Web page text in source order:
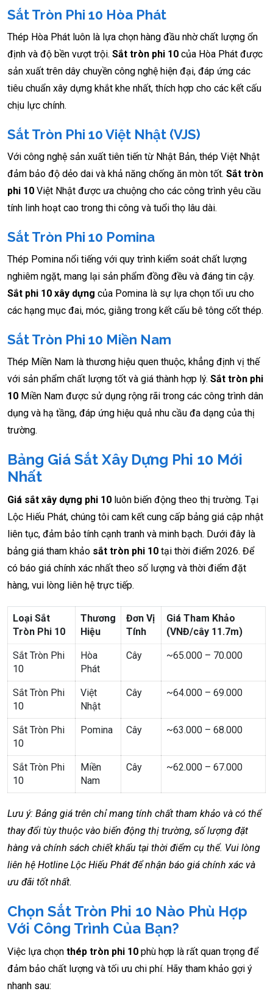
Sắt Tròn Phi 10 Hòa Phát
Thép Hòa Phát luôn là lựa chọn hàng đầu nhờ chất lượng ổn
định và độ bền vượt trội. Sắt tròn phi 10 của Hòa Phát được
sản xuất trên dây chuyền công nghệ hiện đại, đáp ứng các
tiêu chuẩn xây dựng khắt khe nhất, thích hợp cho các kết cấu
chịu lực chính.
Sắt Tròn Phi 10 Việt Nhật (VJS)
Với công nghệ sản xuất tiên tiến từ Nhật Bản, thép Việt Nhật
đảm bảo độ dẻo dai và khả năng chống ăn mòn tốt. Sắt tròn
phi 10 Việt Nhật được ưa chuộng cho các công trình yêu cầu
tính linh hoạt cao trong thi công và tuổi thọ lâu dài.
Sắt Tròn Phi 10 Pomina
Thép Pomina nổi tiếng với quy trình kiểm soát chất lượng
nghiêm ngặt, mang lại sản phẩm đồng đều và đáng tin cậy.
Sắt phi 10 xây dựng của Pomina là sự lựa chọn tối ưu cho
các hạng mục đai, móc, giằng trong kết cấu bê tông cốt thép.
Sắt Tròn Phi 10 Miền Nam
Thép Miền Nam là thương hiệu quen thuộc, khẳng định vị thế
với sản phẩm chất lượng tốt và giá thành hợp lý. Sắt tròn phi
10 Miền Nam được sử dụng rộng rãi trong các công trình dân
dụng và hạ tầng, đáp ứng hiệu quả nhu cầu đa dạng của thị
trường.
Bảng Giá Sắt Xây Dựng Phi 10 Mới
Nhất
Giá sắt xây dựng phi 10 luôn biến động theo thị trường. Tại
Lộc Hiếu Phát, chúng tôi cam kết cung cấp bảng giá cập nhật
liên tục, đảm bảo tính cạnh tranh và minh bạch. Dưới đây là
bảng giá tham khảo sắt tròn phi 10 tại thời điểm 2026. Để
có báo giá chính xác nhất theo số lượng và thời điểm đặt
hàng, vui lòng liên hệ trực tiếp.
Loại Sắt
Tròn Phi 10
Thương
Hiệu
Đơn Vị
Tính
Giá Tham Khảo
(VNĐ/cây 11.7m)
Sắt Tròn Phi
10
Hòa
Phát
Cây ~65.000 – 70.000
Sắt Tròn Phi
10
Việt
Nhật
Cây ~64.000 – 69.000
Sắt Tròn Phi
10
Pomina Cây ~63.000 – 68.000
Sắt Tròn Phi
10
Miền
Nam
Cây ~62.000 – 67.000
Lưu ý: Bảng giá trên chỉ mang tính chất tham khảo và có thể
thay đổi tùy thuộc vào biến động thị trường, số lượng đặt
hàng và chính sách chiết khấu tại thời điểm cụ thể. Vui lòng
liên hệ Hotline Lộc Hiếu Phát để nhận báo giá chính xác và
ưu đãi tốt nhất.
Chọn Sắt Tròn Phi 10 Nào Phù Hợp
Với Công Trình Của Bạn?
Việc lựa chọn thép tròn phi 10 phù hợp là rất quan trọng để
đảm bảo chất lượng và tối ưu chi phí. Hãy tham khảo gợi ý
nhanh sau: